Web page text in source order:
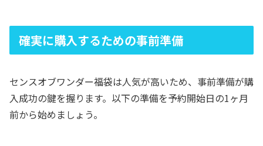
確実に購入するための事前準備
センスオブワンダー福袋は人気が高いため、事前準備が購
入成功の鍵を握ります。以下の準備を予約開始日の1ヶ月
前から始めましょう。